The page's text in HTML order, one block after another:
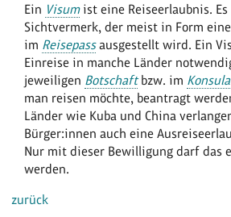
Ein Visumist eine Reiseerlaubnis.
Sichtvermerk, der meist in Form
im Reisepassausgestellt wird. Ein
Einreise in manche Länder
jeweiligen Botschaftbzw. im
man reisen möchte, beantragt
Länder wie Kuba und China
Bürger:innen auch eine
Nur mit dieser Bewilligung darf das
werden.
zurück